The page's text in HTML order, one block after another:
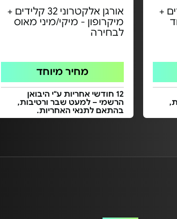
קלידים +
אורגן אלקטרוני 32 קלידים +
מיקרופון - מיקי/מיני מאוס
לבחירה
מחיר מיוחד
12 חודשי אחריות ע"י היבואן
הרשמי – למעט שבר ורטיבות,
בהתאם לתנאי האחריות.